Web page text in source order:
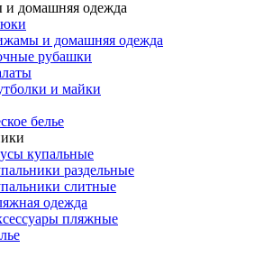
домашняя одежда
и домашняя одежда
рубашки
и майки
белье
купальные
раздельные
слитные
одежда
пляжные